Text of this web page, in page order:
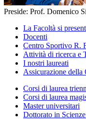
Preside: Prof. Domenico
La Facoltà si
Docenti
Centro Sportivo R.
Attività di ricerca e
I nostri laureati
Assicurazione della
Corsi di laurea
Corsi di laurea
Master universitari
Dottorato in